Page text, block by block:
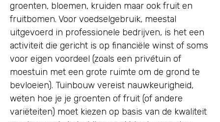
groenten, bloemen, kruiden maar ook fruit en
fruitbomen. Voor voedselgebruik, meestal
uitgevoerd in professionele bedrijven, is het een
activiteit die gericht is op financiële winst of soms
voor eigen voordeel (zoals een privétuin of
moestuin met een grote ruimte om de grond te
bevloeien). Tuinbouw vereist nauwkeurigheid,
weten hoe je je groenten of fruit (of andere
variëteiten) moet kiezen op basis van de kwaliteit